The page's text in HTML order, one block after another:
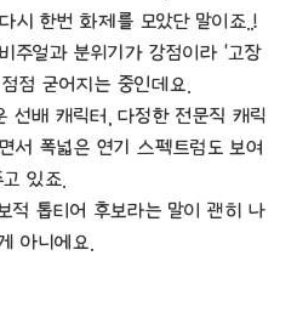
시 한번 화제를 모았단 말이죠..!
주얼과 분위기가 강점이라 '고장
점 굳어지는 중인데요.
선배 캐릭터, 다정한 전문직 캐릭
서 폭넓은 연기 스펙트럼도 보여
있죠.
적 톱티어 후보라는 말이 괜히 나
아니에요.